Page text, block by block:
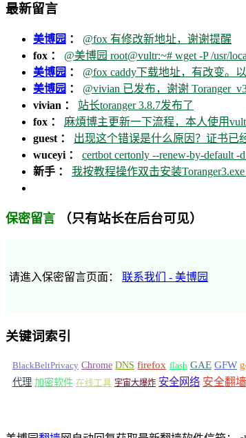
最新留言
美博园 ： @fox 有修改新地址，谢谢提醒
fox ： @美博园 root@vultr:~# wget -P /usr/
美博园 ： @fox caddy下载地址，有改变。
美博园 ： @vivian 已发布，谢谢
vivian ： 站长toranger 3.8.7发布了
fox ： 麻煩博主更新一下流程，本人使用
guest ： 出现这个错误是什么原因？证书已
wuceyi ： certbot certonly --renew-by-default -
新手 ： 我按教程操作双击安装
保密留言 （只有站长在后台可见）
请進入保密留言页面： 联系我们 - 美博园
关键词索引
BlackBeltPrivacy Chrome DNS firefox flash GAE GFW
代理 加密软件 在线工具 宇宙大爆炸 安全网络 安全翻墙